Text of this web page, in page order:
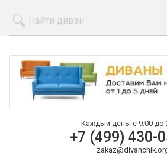
Оплата и
Контакты
Каждый день: с 9:00 до
+7 (499) 430-